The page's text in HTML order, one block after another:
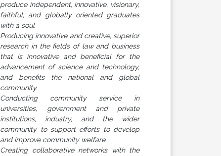
produce independent, innovative, visionary,
faithful, and globally oriented graduates
with a soul
Producing innovative and creative, superior
research in the fields of law and business
that is innovative and beneficial for the
advancement of science and technology,
and benefits the national and global
community.
Conducting community service in
universities, government and private
institutions, industry, and the wider
community to support efforts to develop
and improve community welfare.
Creating collaborative networks with the